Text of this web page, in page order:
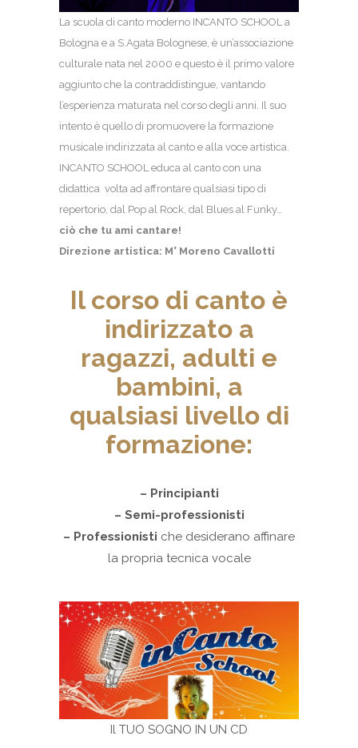
La scuola di canto moderno INCANTO SCHOOL a
Bologna e a S.Agata Bolognese, è un’associazione
culturale nata nel 2000 e questo è il primo valore
aggiunto che la contraddistingue, vantando
l’esperienza maturata nel corso degli anni. Il suo
intento è quello di promuovere la formazione
musicale indirizzata al canto e alla voce artistica.
INCANTO SCHOOL educa al canto con una
didattica volta ad affrontare qualsiasi tipo di
repertorio, dal Pop al Rock, dal Blues al Funky…
ciò che tu ami cantare!
Direzione artistica: M° Moreno Cavallotti
Il corso di canto è
indirizzato a
ragazzi, adulti e
bambini, a
qualsiasi livello di
formazione:
– Principianti
– Semi-professionisti
– Professionisti che desiderano affinare
la propria tecnica vocale
Il TUO SOGNO IN UN CD